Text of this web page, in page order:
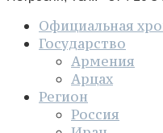
Официальная
Государство
Армения
Арцах
Регион
Россия